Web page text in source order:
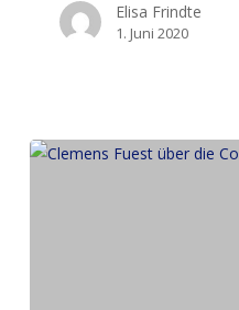
Elisa Frindte
1. Juni 2020